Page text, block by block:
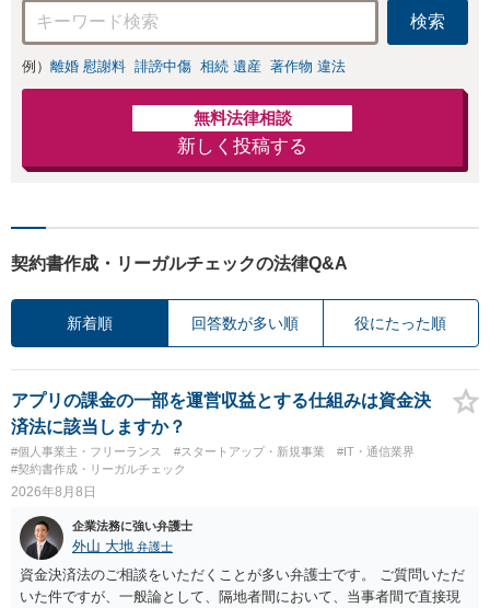
検索
例） 離婚 慰謝料 誹謗中傷 相続 遺産 著作物 違法
無料法律相談
新しく投稿する
契約書作成・リーガルチェックの法律Q&A
新着順 回答数が多い順 役にたった順
アプリの課金の一部を運営収益とする仕組みは資金決
済法に該当しますか？
#個人事業主・フリーランス #スタートアップ・新規事業
#IT・通信業界
#契約書作成・リーガルチェック
2026年8月8日
企業法務に強い弁護士
外山 大地 弁護士
資金決済法のご相談をいただくことが多い弁護士です。 ご質問いただ
いた件ですが、一般論として、隔地者間において、当事者間で直接現